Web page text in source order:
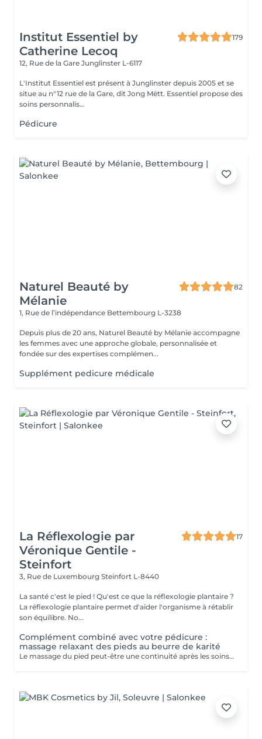
Institut Essentiel by
Catherine Lecoq
179
12, Rue de la Gare Junglinster L-6117
L'Institut Essentiel est présent à Junglinster depuis 2005 et se
situe au n°12 rue de la Gare, dit Jong Mëtt. Essentiel propose des
soins personnalis...
Pédicure
Naturel Beauté by
Mélanie
82
1, Rue de l’indépendance Bettembourg L-3238
Depuis plus de 20 ans, Naturel Beauté by Mélanie accompagne
les femmes avec une approche globale, personnalisée et
fondée sur des expertises complémen...
Supplément pedicure médicale
La Réflexologie par
Véronique Gentile -
Steinfort
17
3, Rue de Luxembourg Steinfort L-8440
La santé c'est le pied ! Qu'est ce que la réflexologie plantaire ?
La réflexologie plantaire permet d'aider l'organisme à rétablir
son équilibre. No...
Complément combiné avec votre pédicure :
massage relaxant des pieds au beurre de karité
Le massage du pied peut-être une continuité après les soins de pédicure: - Apporte une détente - Evacue tout stress - Stimule la circulation sanguine